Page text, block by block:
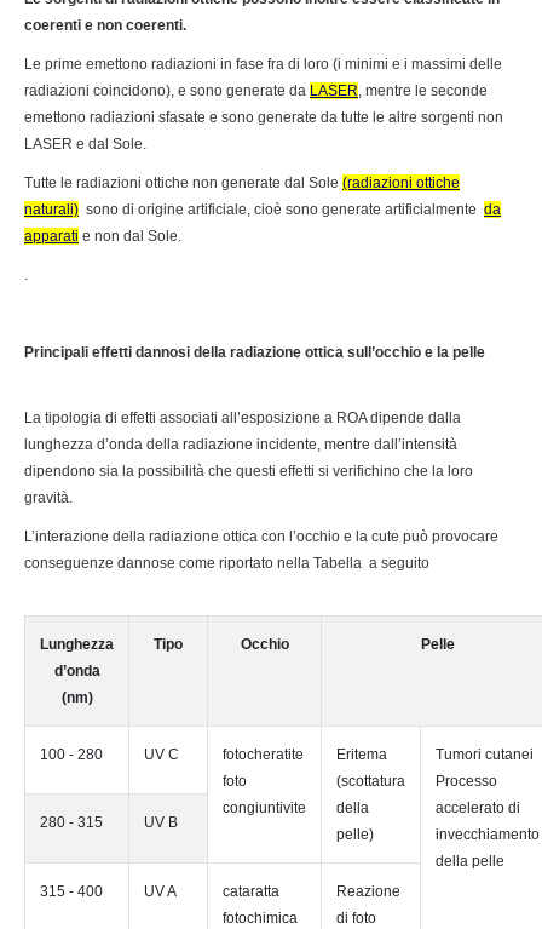
coerenti e non coerenti.
Le prime emettono radiazioni in fase fra di loro (i minimi e i massimi delle
radiazioni coincidono), e sono generate da LASER, mentre le seconde
emettono radiazioni sfasate e sono generate da tutte le altre sorgenti non
LASER e dal Sole.
Tutte le radiazioni ottiche non generate dal Sole (radiazioni ottiche
naturali) sono di origine artificiale, cioè sono generate artificialmente da
apparati e non dal Sole.
.
Principali effetti dannosi della radiazione ottica sull’occhio e la pelle
La tipologia di effetti associati all’esposizione a ROA dipende dalla
lunghezza d’onda della radiazione incidente, mentre dall’intensità
dipendono sia la possibilità che questi effetti si verifichino che la loro
gravità.
L’interazione della radiazione ottica con l’occhio e la cute può provocare
conseguenze dannose come riportato nella Tabella a seguito
Lunghezza
d’onda
(nm)
Tipo Occhio Pelle
100 - 280 UV C
fotocheratite
foto
congiuntivite
Eritema
(scottatura
della
pelle)
Tumori cutanei
Processo
accelerato di
invecchiamento
della pelle
280 - 315 UV B
315 - 400 UV A
cataratta
fotochimica
Reazione
di foto